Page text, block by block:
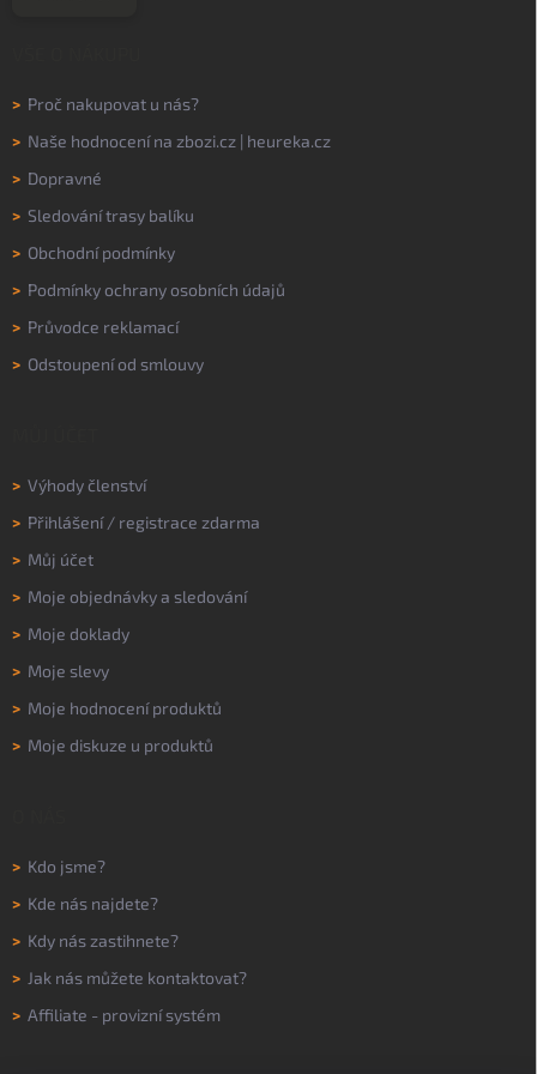
> Proč nakupovat u nás?
> Naše hodnocení na zbozi.cz | heureka.cz
> Dopravné
> Sledování trasy balíku
> Obchodní podmínky
> Podmínky ochrany osobních údajů
> Průvodce reklamací
> Odstoupení od smlouvy
> Výhody členství
> Přihlášení/ registrace zdarma
> Můj účet
> Moje objednávky a sledování
> Moje doklady
> Moje slevy
> Moje hodnocení produktů
> Moje diskuze u produktů
> Kdo jsme?
> Kde nás najdete?
> Kdy nás zastihnete?
> Jak nás můžete kontaktovat?
> Affiliate - provizní systém